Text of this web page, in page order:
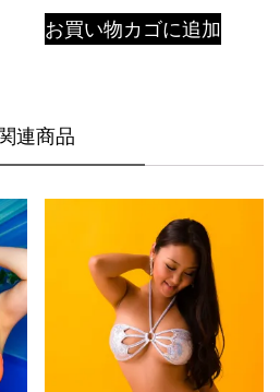
価
格
の
価
お買い物カゴに追加
連商品